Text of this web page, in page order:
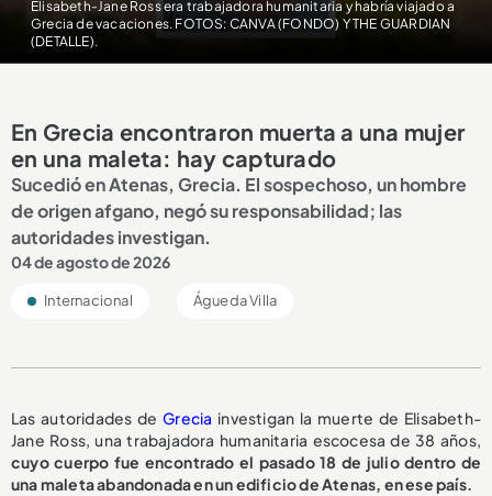
Elisabeth-Jane Ross era trabajadora humanitaria y habría viajado a
Grecia de vacaciones. FOTOS: CANVA (FONDO) Y THE GUARDIAN
(DETALLE).
En Grecia encontraron muerta a una mujer
en una maleta: hay capturado
Sucedió en Atenas, Grecia. El sospechoso, un hombre
de origen afgano, negó su responsabilidad; las
autoridades investigan.
04 de agosto de 2026
Internacional Águeda Villa
Las autoridades deGrecia investigan la muerte de Elisabeth-
Jane Ross, una trabajadora humanitaria escocesa de 38 años,
cuyo cuerpo fue encontrado el pasado 18 de julio dentro de
una maleta abandonada en un edificio de Atenas, en ese país.